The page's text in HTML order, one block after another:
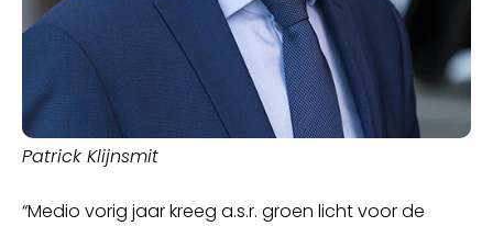
Patrick Klijnsmit
“Medio vorig jaar kreeg a.s.r. groen licht voor de